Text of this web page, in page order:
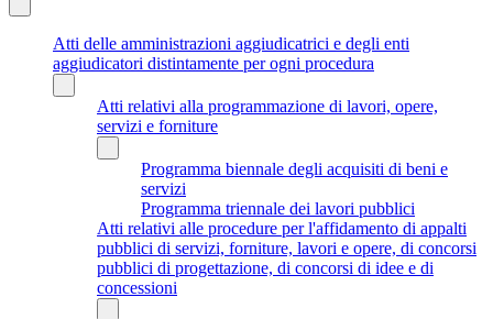
Atti delle amministrazioni aggiudicatrici e degli enti
aggiudicatori distintamente per ogni procedura
Atti relativi alla programmazione di lavori, opere,
servizi e forniture
Programma biennale degli acquisiti di beni e
servizi
Programma triennale dei lavori pubblici
Atti relativi alle procedure per l'affidamento di appalti
pubblici di servizi, forniture, lavori e opere, di concorsi
pubblici di progettazione, di concorsi di idee e di
concessioni